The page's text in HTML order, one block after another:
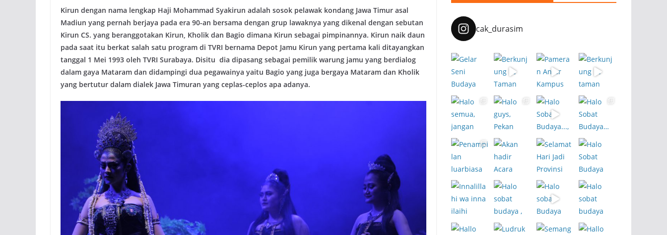
Kirun dengan nama lengkap Haji Mohammad Syakirun adalah sosok pelawak kondang Jawa Timur asal
Madiun yang pernah berjaya pada era 90-an bersama dengan grup lawaknya yang dikenal dengan sebutan
Kirun CS. yang beranggotakan Kirun, Kholik dan Bagio dimana Kirun sebagai pimpinannya. Kirun naik daun
pada saat itu berkat salah satu program di TVRI bernama Depot Jamu Kirun yang pertama kali ditayangkan
tanggal 1 Mei 1993 oleh TVRI Surabaya. Disitu dia dipasang sebagai pemilik warung jamu yang berdialog
dalam gaya Mataram dan didampingi dua pegawainya yaitu Bagio yang juga bergaya Mataram dan Kholik
yang bertutur dalam dialek Jawa Timuran yang ceplas-ceplos apa adanya.
cak_durasim